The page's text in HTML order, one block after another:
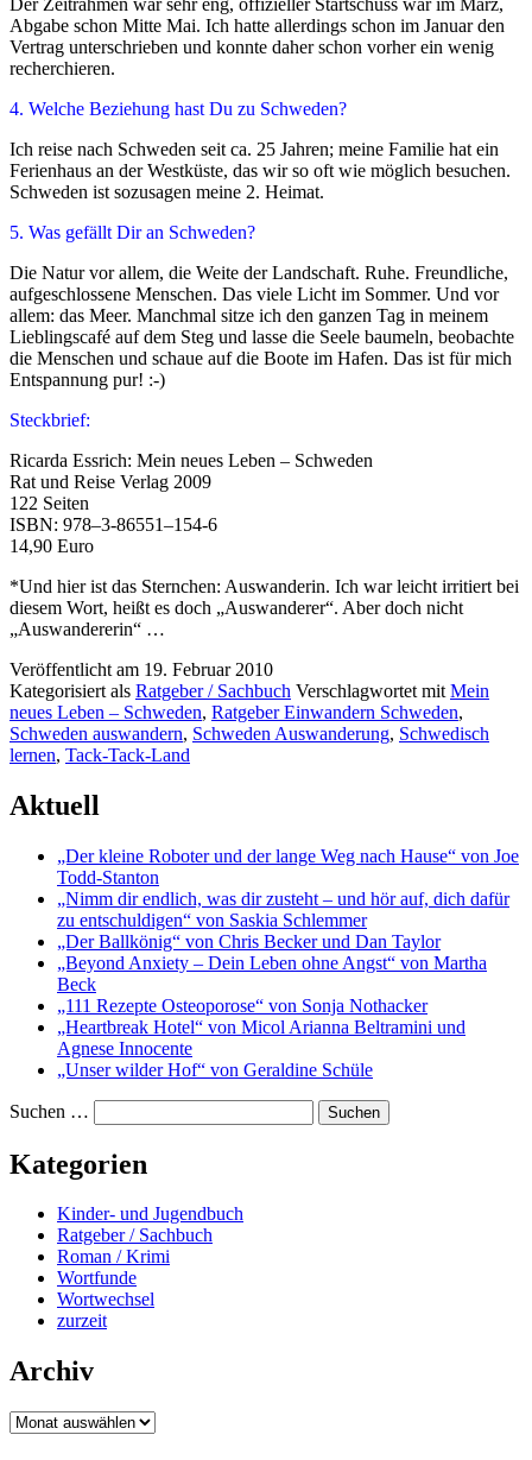
Abgabe schon Mitte Mai. Ich hat­te aller­dings schon im Januar den
Vertrag unter­schrie­ben und konn­te daher schon vor­her ein wenig
recherchieren.
4. Welche Beziehung hast Du zu Schweden?
Ich rei­se nach Schweden seit ca. 25 Jahren; mei­ne Familie hat ein
Ferienhaus an der Westküste, das wir so oft wie mög­lich besu­chen.
Schweden ist sozu­sa­gen mei­ne 2. Heimat.
5. Was gefällt Dir an Schweden?
Die Natur vor allem, die Weite der Landschaft. Ruhe. Freundliche,
auf­ge­schlos­se­ne Menschen. Das vie­le Licht im Sommer. Und vor
allem: das Meer. Manchmal sit­ze ich den gan­zen Tag in mei­nem
Lieblingscafé auf dem Steg und las­se die Seele bau­meln, beob­ach­te
die Menschen und schaue auf die Boote im Hafen. Das ist für mich
Entspannung pur! :-)
Steckbrief:
Ricarda Essrich: Mein neu­es Leben – Schweden
Rat und Reise Verlag 2009
122 Seiten
ISBN: 978–3‑86551–154‑6
14,90 Euro
*Und hier ist das Sternchen: Auswanderin. Ich war leicht irri­tiert bei
die­sem Wort, heißt es doch „Auswanderer“. Aber doch nicht
„Auswandererin“ …
Veröffentlicht am 19. Februar 2010
Kategorisiert als Ratgeber / Sachbuch Verschlagwortet mit Mein
neues Leben – Schweden, Ratgeber Einwandern Schweden,
Schweden auswandern, Schweden Auswanderung, Schwedisch
lernen, Tack-Tack-Land
Aktuell
„Der kleine Roboter und der lange Weg nach Hause“ von Joe
Todd-Stanton
„Nimm dir endlich, was dir zusteht – und hör auf, dich dafür
zu entschuldigen“ von Saskia Schlemmer
„Der Ballkönig“ von Chris Becker und Dan Taylor
„Beyond Anxiety – Dein Leben ohne Angst“ von Martha
Beck
„111 Rezepte Osteoporose“ von Sonja Nothacker
„Heartbreak Hotel“ von Micol Arianna Beltramini und
Agnese Innocente
„Unser wilder Hof“ von Geraldine Schüle
Suchen …
Kategorien
Kinder- und Jugendbuch
Ratgeber / Sachbuch
Roman / Krimi
Wortfunde
Wortwechsel
zurzeit
Archiv
Archiv